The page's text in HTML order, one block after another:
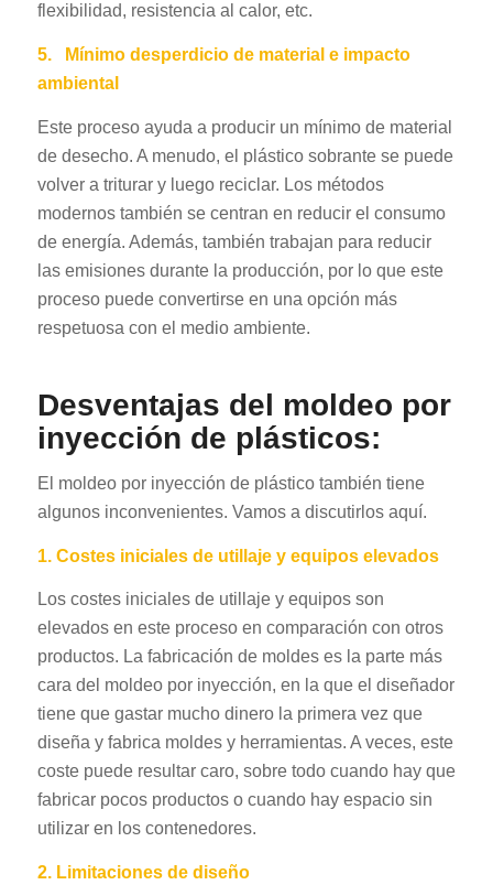
flexibilidad, resistencia al calor, etc.
5.
Mínimo desperdicio de material e impacto
ambiental
Este proceso ayuda a producir un mínimo de material
de desecho. A menudo, el plástico sobrante se puede
volver a triturar y luego reciclar. Los métodos
modernos también se centran en reducir el consumo
de energía. Además, también trabajan para reducir
las emisiones durante la producción, por lo que este
proceso puede convertirse en una opción más
respetuosa con el medio ambiente.
Desventajas del moldeo por
inyección de plásticos:
El moldeo por inyección de plástico también tiene
algunos inconvenientes. Vamos a discutirlos aquí.
1. Costes iniciales de utillaje y equipos elevados
Los costes iniciales de utillaje y equipos son
elevados en este proceso en comparación con otros
productos. La fabricación de moldes es la parte más
cara del moldeo por inyección, en la que el diseñador
tiene que gastar mucho dinero la primera vez que
diseña y fabrica moldes y herramientas. A veces, este
coste puede resultar caro, sobre todo cuando hay que
fabricar pocos productos o cuando hay espacio sin
utilizar en los contenedores.
2. Limitaciones de diseño